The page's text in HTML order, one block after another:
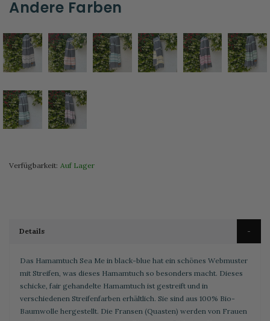
Andere Farben
Verfügbarkeit: Auf Lager
Details
Das Hamamtuch Sea Me in black-blue hat ein schönes Webmuster
mit Streifen, was dieses Hamamtuch so besonders macht. Dieses
schicke, fair gehandelte Hamamtuch ist gestreift und in
verschiedenen Streifenfarben erhältlich. Sie sind aus 100% Bio-
Baumwolle hergestellt. Die Fransen (Quasten) werden von Frauen